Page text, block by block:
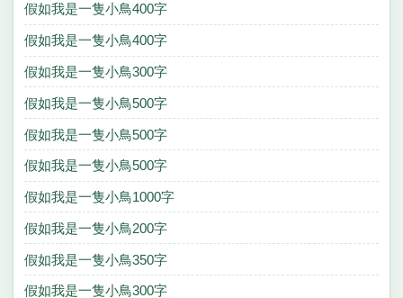
假如我是一隻小鳥400字
假如我是一隻小鳥400字
假如我是一隻小鳥300字
假如我是一隻小鳥500字
假如我是一隻小鳥500字
假如我是一隻小鳥500字
假如我是一隻小鳥1000字
假如我是一隻小鳥200字
假如我是一隻小鳥350字
假如我是一隻小鳥300字